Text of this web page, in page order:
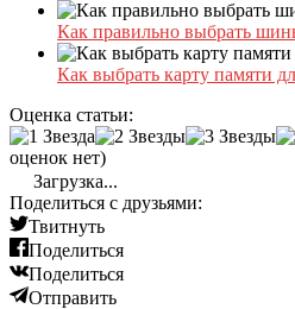
Как правильно выбрать
Как выбрать карту памяти
Оценка статьи:
оценок нет)
Загрузка...
Поделиться с друзьями:
Твитнуть
Поделиться
Поделиться
Отправить